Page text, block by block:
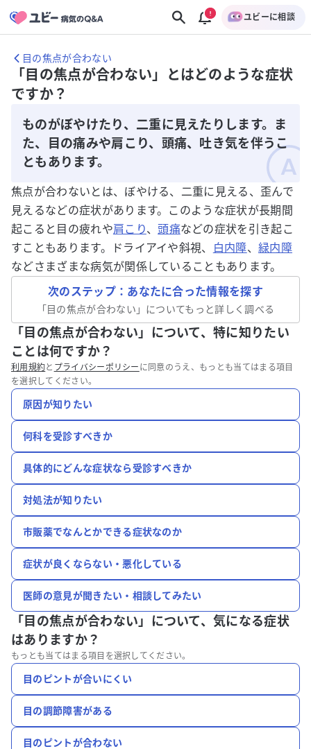
ユビーに相談
目の焦点が合わない
「目の焦点が合わない」とはどのような症状
ですか？
ものがぼやけたり、二重に見えたりします。ま
た、目の痛みや肩こり、頭痛、吐き気を伴うこ
ともあります。
焦点が合わないとは、ぼやける、二重に見える、歪んで
見えるなどの症状があります。このような症状が長期間
起こると目の疲れや肩こり、頭痛などの症状を引き起こ
すこともあります。ドライアイや斜視、
白内障、緑内障
などさまざまな病気が関係していることもあります。
次のステップ：あなたに合った情報を探す
「目の焦点が合わない 」についてもっと詳しく調べる
「目の焦点が合わない」について、特に知りたい
ことは何ですか？
利用規約と プライバシーポリシー に同意のうえ、もっとも当てはまる項目
を選択してください。
原因が知りたい
何科を受診すべきか
具体的にどんな症状なら受診すべきか
対処法が知りたい
市販薬でなんとかできる症状なのか
症状が良くならない・悪化している
医師の意見が聞きたい・相談してみたい
「目の焦点が合わない」について、気になる症状
はありますか？
もっとも当てはまる項目を選択してください。
目のピントが合いにくい
目の調節障害がある
目のピントが合わない